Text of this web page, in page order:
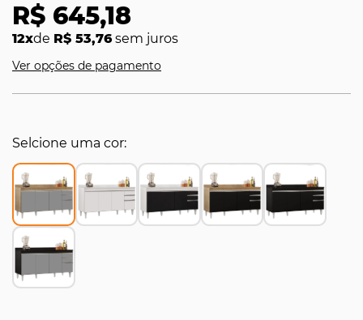
R$ 645,18
12xde R$ 53,76 sem juros
Ver opções de pagamento
Selcione uma cor